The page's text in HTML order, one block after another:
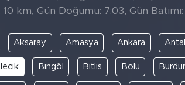
km, Gün Doğumu: 7:03, Gün Batımı:
Aksaray Amasya Ankara
Bingöl Bitlis Bolu Burdur